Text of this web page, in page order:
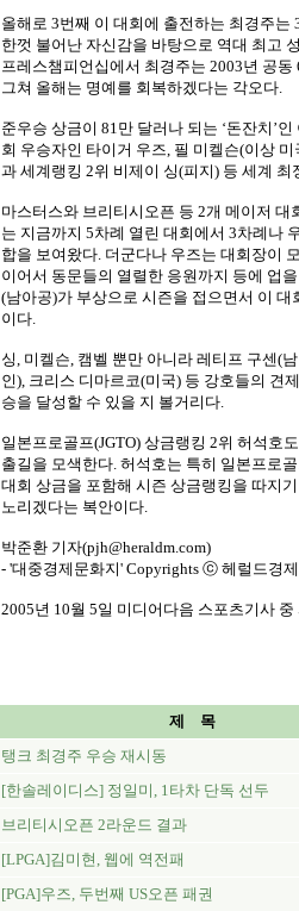
올해로 3번째 이 대회에 출전하는 최경주
한껏 불어난 자신감을 바탕으로 역대 최고
프레스챔피언십에서 최경주는 2003년 공
그쳐 올해는 명예를 회복하겠다는 각오다.
준우승 상금이 81만 달러나 되는 ‘돈잔치’
회 우승자인 타이거 우즈, 필 미켈슨(이상
과 세계랭킹 2위 비제이 싱(피지) 등 세계
마스터스와 브리티시오픈 등 2개 메이저
는 지금까지 5차례 열린 대회에서 3차례나
합을 보여왔다. 더군다나 우즈는 대회장이
이어서 동문들의 열렬한 응원까지 등에 업
(남아공)가 부상으로 시즌을 접으면서 이
이다.
싱, 미켈슨, 캠벨 뿐만 아니라 레티프 구센(
인), 크리스 디마르코(미국) 등 강호들의 견
승을 달성할 수 있을 지 볼거리다.
일본프로골프(JGTO) 상금랭킹 2위 허석호
출길을 모색한다. 허석호는 특히 일본프로
대회 상금을 포함해 시즌 상금랭킹을 따지
노리겠다는 복안이다.
박준환 기자(pjh@heraldm.com)
- '대중경제문화지' Copyrights ⓒ 헤럴드경
2005년 10월 5일 미디어다음 스포츠기사 중
제 목
탱크 최경주 우승 재시동
[한솔레이디스] 정일미, 1타차 단독 선두
브리티시오픈 2라운드 결과
[LPGA]김미현, 웹에 역전패
[PGA]우즈, 두번째 US오픈 패권